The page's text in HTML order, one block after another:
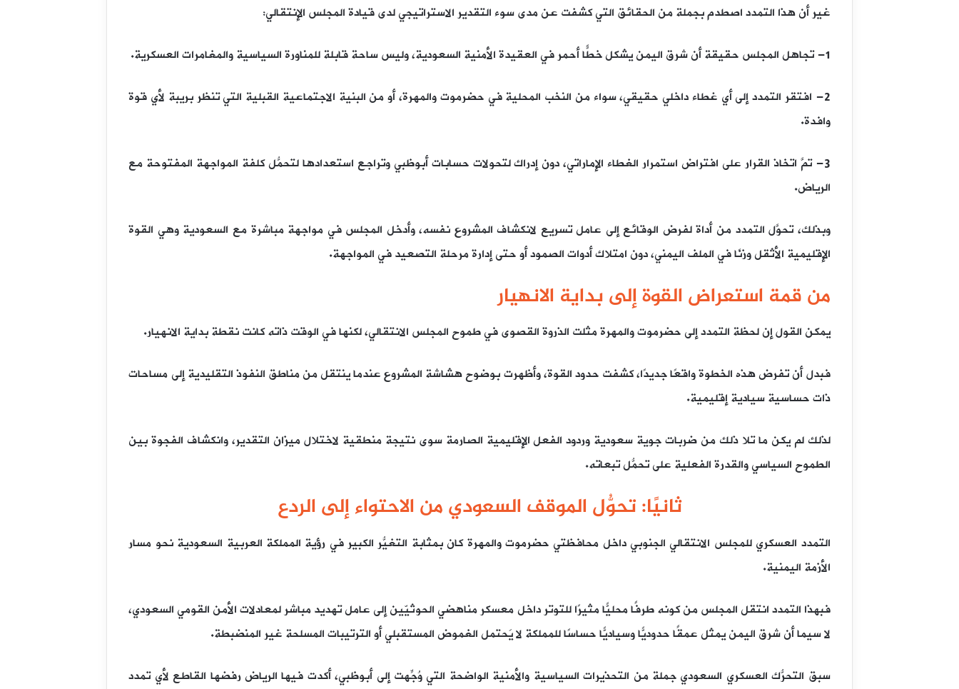
غير أن هذا التمدد اصطدم بجملة من الحقائق التي كشفت عن مدى سوء التقدير الاستراتيجي لدى قيادة المجلس الإنتقالي:
1- تجاهل المجلس حقيقة أن شرق اليمن يشكل خطًّا أحمر في العقيدة الأمنية السعودية، وليس ساحة قابلة للمناورة السياسية والمغامرات العسكرية.
2- افتقر التمدد إلى أي غطاء داخلي حقيقي، سواء من النخب المحلية في حضرموت والمهرة، أو من البنية الاجتماعية القبلية التي تنظر بريبة لأي قوة
وافدة.
3- تمَّ اتخاذ القرار على افتراض استمرار الغطاء الإماراتي، دون إدراك لتحولات حسابات أبوظبي وتراجع استعدادها لتحمُّل كلفة المواجهة المفتوحة مع
الرياض.
وبذلك، تحوَّل التمدد من أداة لفرض الوقائع إلى عامل تسريع لانكشاف المشروع نفسه، وأدخل المجلس في مواجهة مباشرة مع السعودية وهي القوة
الإقليمية الأثقل وزنًا في الملف اليمني، دون امتلاك أدوات الصمود أو حتى إدارة مرحلة التصعيد في المواجهة.
من قمة استعراض القوة إلى بداية الانهيار
يمكن القول إن لحظة التمدد إلى حضرموت والمهرة مثلت الذروة القصوى في طموح المجلس الانتقالي، لكنها في الوقت ذاته كانت نقطة بداية الانهيار.
فبدل أن تفرض هذه الخطوة واقعًا جديدًا، كشفت حدود القوة، وأظهرت بوضوح هشاشة المشروع عندما ينتقل من مناطق النفوذ التقليدية إلى مساحات
ذات حساسية سيادية إقليمية.
لذلك لم يكن ما تلا ذلك من ضربات جوية سعودية وردود الفعل الإقليمية الصارمة سوى نتيجة منطقية لاختلال ميزان التقدير، وانكشاف الفجوة بين
الطموح السياسي والقدرة الفعلية على تحمُّل تبعاته.
ثانيًا: تحوُّل الموقف السعودي من الاحتواء إلى الردع
التمدد العسكري للمجلس الانتقالي الجنوبي داخل محافظتي حضرموت والمهرة كان بمثابة التغيُّر الكبير في رؤية المملكة العربية السعودية نحو مسار
الأزمة اليمنية.
فبهذا التمدد انتقل المجلس من كونه طرفًا محليًّا مثيرًا للتوتر داخل معسكر مناهضي الحوثيّين إلى عامل تهديد مباشر لمعادلات الأمن القومي السعودي،
لا سيما أن شرق اليمن يمثل عمقًا حدوديًّا وسياديًّا حساسًا للمملكة لا يَحتمل الغموض المستقبلي أو الترتيبات المسلحة غير المنضبطة.
سبق التحرُّك العسكري السعودي جملة من التحذيرات السياسية والأمنية الواضحة التي وُجِّهت إلى أبوظبي، أكدت فيها الرياض رفضها القاطع لأي تمدد